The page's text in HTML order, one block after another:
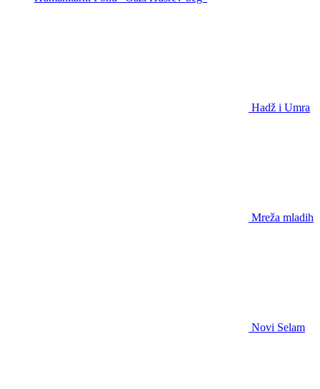
Hadž i Umra
Mreža mladih
Novi Selam